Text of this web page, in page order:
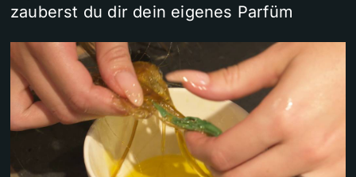
zauberst du dir dein eigenes Parfüm